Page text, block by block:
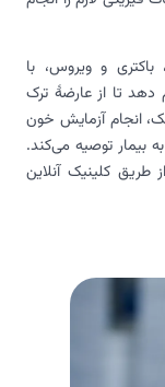
و ویروس، با
دهد تا از عارضۀ ترک
انجام آزمایش خون
بیمار توصیه می‌کند.
کلینیک آنلاین